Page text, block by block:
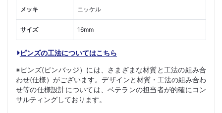
メッキ ニッケル
サイズ 16mm
ピンズの工法についてはこちら
※ピンズ(ピンバッジ）には、さまざまな材質と工法の組み合
わせ(仕様）がございます。デザインと材質・工法の組み合わ
せ等の仕様設計については、ベテランの担当者が的確にコン
サルティングしております。